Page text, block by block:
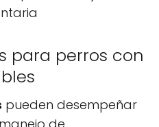
para perros con
pueden desempeñar